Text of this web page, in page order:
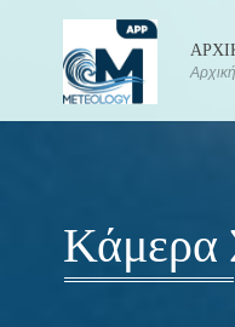
Αρχική
Κάμερα